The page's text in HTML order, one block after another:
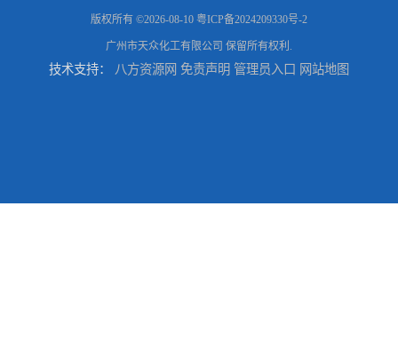
版权所有 ©2026-08-10 粤ICP备2024209330号-2
广州市天众化工有限公司 保留所有权利.
技术支持： 八方资源网 免责声明 管理员入口 网站地图